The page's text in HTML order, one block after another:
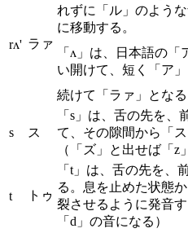
rʌ' ラァ
れずに「ル」のよう
に移動する。
「ʌ」は、日本語の
い開けて、短く「ア」
続けて「ラァ」となる
s ス
「s」は、舌の先を
て、その隙間から「
（「ズ」と出せば「z
t トゥ
「t」は、舌の先を、
る。息を止めた状態
裂させるように発音
「d」の音になる）